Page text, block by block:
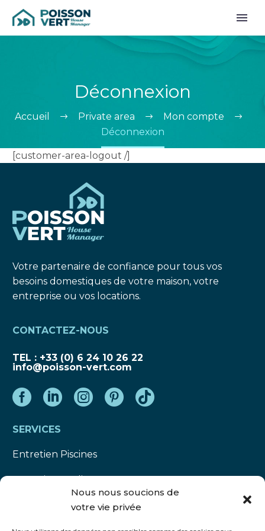
Nous nous soucions de
votre vie privée
Déconnexion
Accueil Private area
Mon compte
Déconnexion
[customer-area-logout /]
Votre partenaire de confiance pour tous vos
besoins domestiques de votre maison, votre
entreprise ou vos locations.
CONTACTEZ-NOUS
TEL : +33 (0) 6 24 10 26 22
info@poisson-vert.com
SERVICES
Entretien Piscines
Entretien Jardins
Autres Prestations